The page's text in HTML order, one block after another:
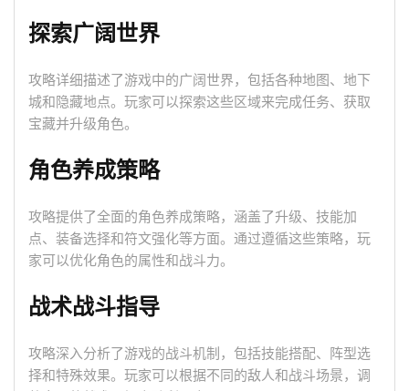
探索广阔世界
攻略详细描述了游戏中的广阔世界，包括各种地图、地下
城和隐藏地点。玩家可以探索这些区域来完成任务、获取
宝藏并升级角色。
角色养成策略
攻略提供了全面的角色养成策略，涵盖了升级、技能加
点、装备选择和符文强化等方面。通过遵循这些策略，玩
家可以优化角色的属性和战斗力。
战术战斗指导
攻略深入分析了游戏的战斗机制，包括技能搭配、阵型选
择和特殊效果。玩家可以根据不同的敌人和战斗场景，调